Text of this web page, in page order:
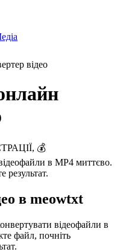
відео
💰
в MP4 миттєво.
результат.
в meowtxt
відеофайли в
файл, почніть